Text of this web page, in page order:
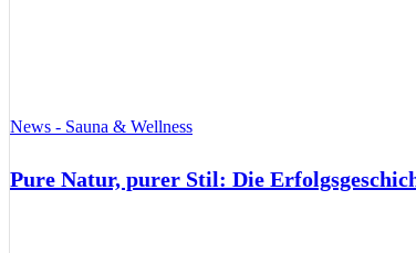
News - Sauna & Wellness
Pure Natur, purer Stil: Die